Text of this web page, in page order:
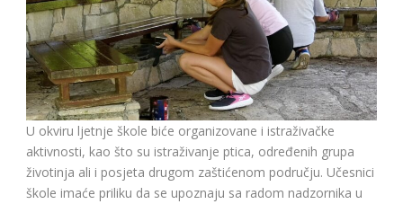
U okviru ljetnje škole biće organizovane i istraživačke
aktivnosti, kao što su istraživanje ptica, određenih grupa
životinja ali i posjeta drugom zaštićenom području. Učesnici
škole imaće priliku da se upoznaju sa radom nadzornika u